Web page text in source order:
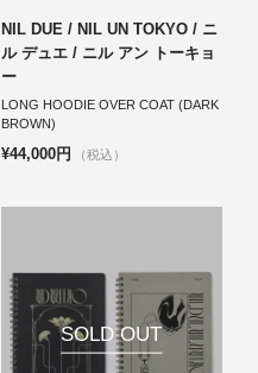
NIL DUE / NIL UN TOKYO / ニ
ル デュエ / ニル アン トーキョ
ー
LONG HOODIE OVER COAT (DARK
BROWN)
¥44,000円 （税込）
SOLD OUT